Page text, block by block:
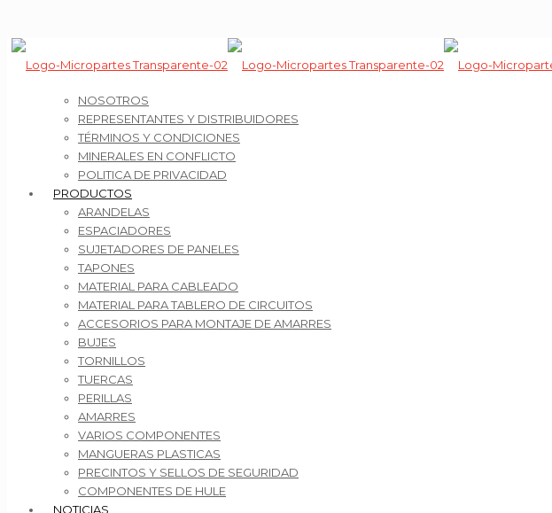
NOSOTROS
REPRESENTANTES Y DISTRIBUIDORES
TÉRMINOS Y CONDICIONES
MINERALES EN CONFLICTO
POLITICA DE PRIVACIDAD
PRODUCTOS
ARANDELAS
ESPACIADORES
SUJETADORES DE PANELES
TAPONES
MATERIAL PARA CABLEADO
MATERIAL PARA TABLERO DE CIRCUITOS
ACCESORIOS PARA MONTAJE DE AMARRES
BUJES
TORNILLOS
TUERCAS
PERILLAS
AMARRES
VARIOS COMPONENTES
MANGUERAS PLASTICAS
PRECINTOS Y SELLOS DE SEGURIDAD
COMPONENTES DE HULE
NOTICIAS